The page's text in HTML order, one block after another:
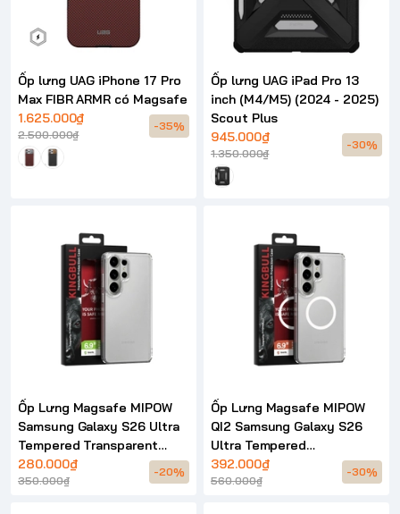
Ốp lưng UAG iPhone 17 Pro
Max FIBR ARMR có Magsafe
1.625.000₫
2.500.000₫
-35%
Ốp lưng UAG iPad Pro 13
inch (M4/M5) (2024 - 2025)
Scout Plus
945.000₫
1.350.000₫
-30%
Ốp Lưng Magsafe MIPOW
Samsung Galaxy S26 Ultra
Tempered Transparent
(BAYER GERMANY) – PS26
280.000₫
350.000₫
-20%
Ốp Lưng Magsafe MIPOW
QI2 Samsung Galaxy S26
Ultra Tempered
Transparent (BAYER
GERMANY) – MGCS26
392.000₫
560.000₫
-30%